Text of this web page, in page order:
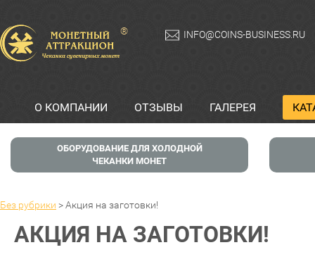
® INFO@COINS-BUSINESS.RU
О КОМПАНИИ ОТЗЫВЫ ГАЛЕРЕЯ
ОБОРУДОВАНИЕ ДЛЯ ХОЛОДНОЙ
ЧЕКАНКИ МОНЕТ
Без рубрики >Акция на заготовки!
АКЦИЯ НА ЗАГОТОВКИ!